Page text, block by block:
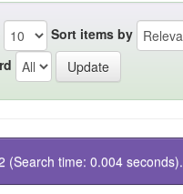
Sort items by
(Search time: 0.004 seconds).